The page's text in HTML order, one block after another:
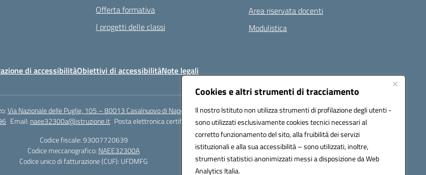
Cookies e altri strumenti di tracciamento
Il nostro Istituto non utilizza strumenti di profilazione degli utenti -
sono utilizzati esclusivamente cookies tecnici necessari al
corretto funzionamento del sito, alla fruibilità dei servizi
istituzionali e alla sua accessibilità – sono utilizzati, inoltre,
strumenti statistici anonimizzati messi a disposizione da Web
Analytics Italia.
Offerta formativa
I progetti delle classi
Area riservata docenti
Modulistica
di accessibilitàObiettivi di accessibilitàNote legali
Via Nazionale delle Puglie, 105 – 80013 Casalnuovo di Napoli
Email: naee32300a@istruzione.it Posta elettronica certificata (PEC):naee32300a@pec.istruzione.it
Codice fiscale: 93007720639
Codice meccanografico: NAEE32300A
Codice unico di fatturazione (CUF): UFDMFG